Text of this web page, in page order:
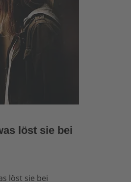
löst sie bei
löst sie bei